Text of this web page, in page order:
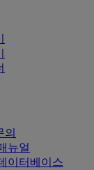
의
뉴얼
이터베이스